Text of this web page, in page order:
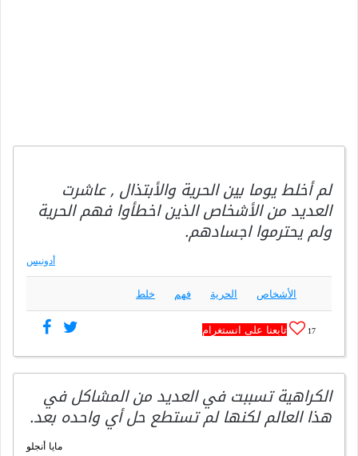
لم أخلط يوما بين الحرية والأبتذال , عاشرت
العديد من الأشخاص الذين اخطأوا فهم الحرية
ولم يحترموا اجسادهم.
أدونيس
الأشخاص الحرية فهم خلط
17 تابعنا على انستغرام
الكراهية تسببت في العديد من المشاكل في
هذا العالم لكنها لم تستطع حل أي واحده بعد.
مايا أنجلو